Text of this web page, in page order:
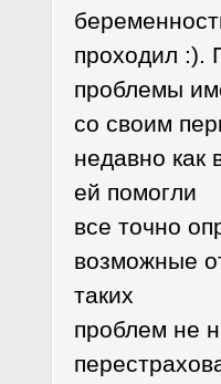
проходил :).
проблемы
со своим
недавно как
ей помогли
все точно
возможные
таких
проблем не